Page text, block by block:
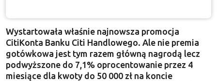
Wystartowała właśnie najnowsza promocja
CitiKonta Banku Citi Handlowego. Ale nie premia
gotówkowa jest tym razem główną nagrodą lecz
podwyższone do 7,1% oprocentowanie przez 4
miesiące dla kwoty do 50 000 zł na koncie